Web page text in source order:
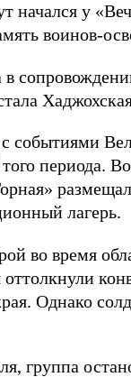
начался у
воинов-
в
с событиями
периода.
лагерь.
во время
Однако
группа